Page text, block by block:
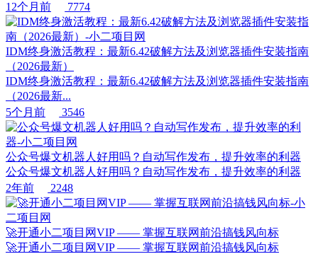
12个月前
7774
IDM终身激活教程：最新6.42破解方法及浏览器插件安装指南
（2026最新）
IDM终身激活教程：最新6.42破解方法及浏览器插件安装指南
（2026最新...
5个月前
3546
公众号爆文机器人好用吗？自动写作发布，提升效率的利器
公众号爆文机器人好用吗？自动写作发布，提升效率的利器
2年前
2248
🚀开通小二项目网VIP —— 掌握互联网前沿搞钱风向标
🚀开通小二项目网VIP —— 掌握互联网前沿搞钱风向标